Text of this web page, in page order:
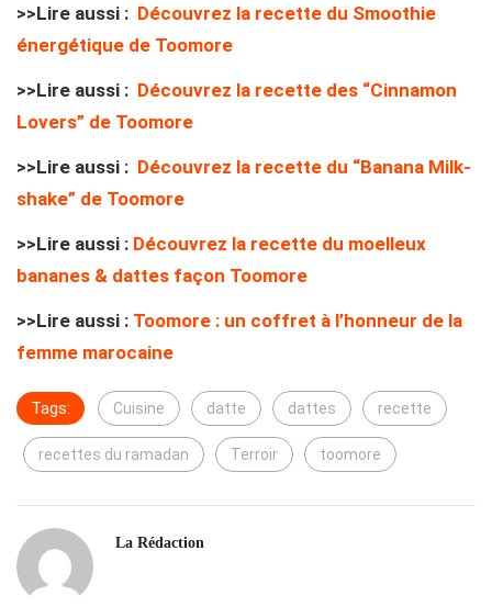
>>Lire aussi : Découvrez la recette du Smoothie
énergétique de Toomore
>>Lire aussi : Découvrez la recette des “Cinnamon
Lovers” de Toomore
>>Lire aussi : Découvrez la recette du “Banana Milk-
shake” de Toomore
>>Lire aussi : Découvrez la recette du moelleux
bananes & dattes façon Toomore
>>Lire aussi : Toomore : un coffret à l’honneur de la
femme marocaine
Tags: Cuisine datte dattes recette
recettes du ramadan Terroir toomore
La Rédaction